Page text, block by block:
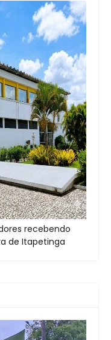
recebendo
de Itapetinga